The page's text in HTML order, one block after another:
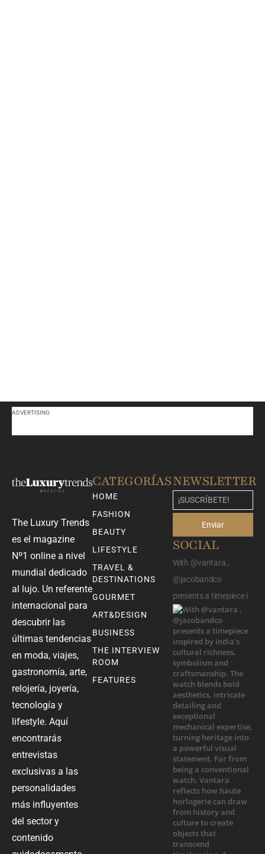
ADVERTISING
The Luxury Trends
es el magazine
Nº1 online a nivel
mundial dedicado
al lujo. Un referente
internacional para
descubrir las
últimas tendencias
en moda, viajes,
gastronomía, arte,
relojería, joyería,
tecnología y
lifestyle. Aquí
encontrarás
entrevistas
exclusivas a las
personalidades
más influyentes
del sector y
contenido
CATEGORÍAS
HOME
FASHION
BEAUTY
LIFESTYLE
TRAVEL &
DESTINATIONS
GOURMET
ART&DESIGN
BUSINESS
THE INTERVIEW
ROOM
FEATURES
NEWSLETTER
Enviar
SOCIAL
With @vantara ,
@jacobandco
presents a timepiece i